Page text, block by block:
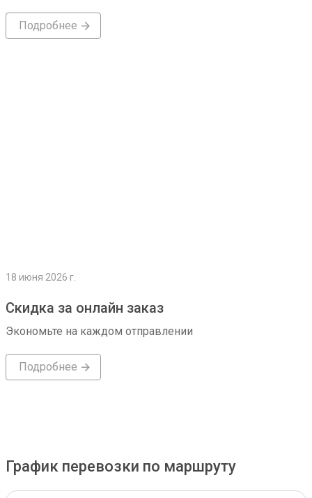
Подробнее
18 июня 2026 г.
Скидка за онлайн заказ
Экономьте на каждом отправлении
Подробнее
График перевозки по маршруту